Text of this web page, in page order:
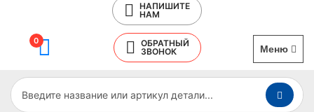
НАПИШИТЕ
НАМ
0
ОБРАТНЫЙ
ЗВОНОК
Меню